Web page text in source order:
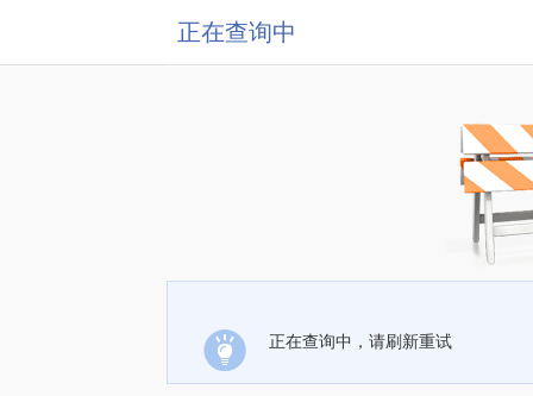
正在查询中
正在查询中，请刷新重试